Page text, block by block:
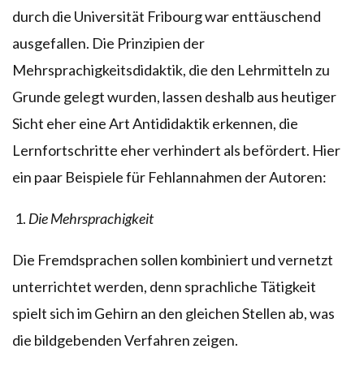
durch die Universität Fribourg war enttäuschend
ausgefallen. Die Prinzipien der
Mehrsprachigkeitsdidaktik, die den Lehrmitteln zu
Grunde gelegt wurden, lassen deshalb aus heutiger
Sicht eher eine Art Antididaktik erkennen, die
Lernfortschritte eher verhindert als befördert. Hier
ein paar Beispiele für Fehlannahmen der Autoren:
Die Mehrsprachigkeit
Die Fremdsprachen sollen kombiniert und vernetzt
unterrichtet werden, denn sprachliche Tätigkeit
spielt sich im Gehirn an den gleichen Stellen ab, was
die bildgebenden Verfahren zeigen.